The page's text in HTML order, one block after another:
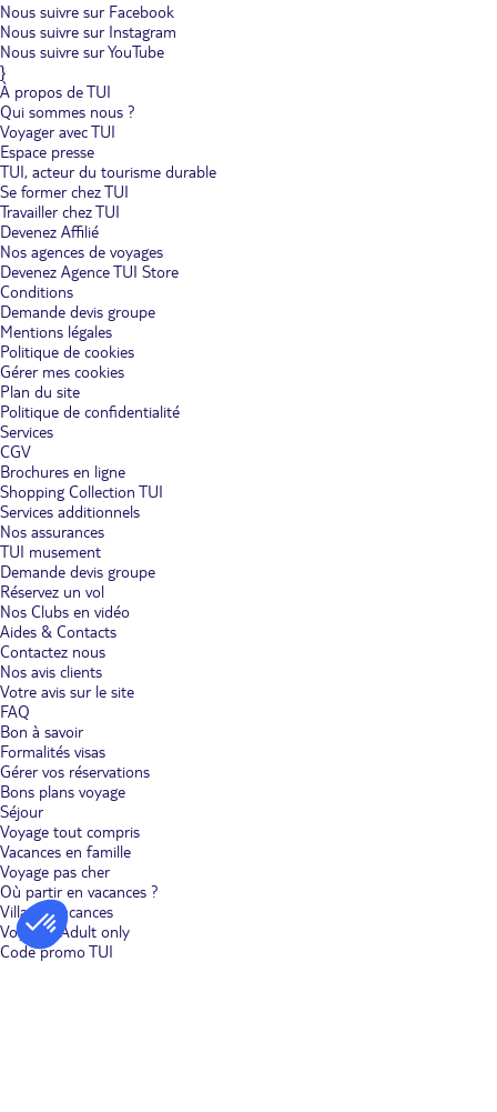
Nous suivre sur Facebook
Nous suivre sur Instagram
Nous suivre sur YouTube
}
À propos de TUI
Qui sommes nous ?
Voyager avec TUI
Espace presse
TUI, acteur du tourisme durable
Se former chez TUI
Travailler chez TUI
Devenez Affilié
Nos agences de voyages
Devenez Agence TUI Store
Conditions
Demande devis groupe
Mentions légales
Politique de cookies
Gérer mes cookies
Plan du site
Politique de confidentialité
Services
CGV
Brochures en ligne
Shopping Collection TUI
Services additionnels
Nos assurances
TUI musement
Demande devis groupe
Réservez un vol
Nos Clubs en vidéo
Aides & Contacts
Contactez nous
Nos avis clients
Votre avis sur le site
FAQ
Bon à savoir
Formalités visas
Gérer vos réservations
Bons plans voyage
Séjour
Voyage tout compris
Vacances en famille
Voyage pas cher
Où partir en vacances ?
Villages vacances
Voyages Adult only
Code promo TUI